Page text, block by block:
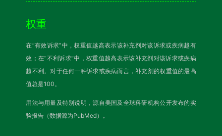
权重
在“有效诉求”中，权重值越高表示该补充剂对该诉求或疾病越有
效；在“不利诉求”中，权重值越高表示该补充剂对该诉求或疾病
越不利。对于任何一种诉求或疾病而言，补充剂的权重值的最高
值总是100。
用法与用量及特别说明，源自美国及全球科研机构公开发布的实
验报告（数据源为PubMed）。